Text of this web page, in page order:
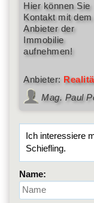
Hier können Sie
Kontakt mit dem
Anbieter der
Immobilie
aufnehmen!
Anbieter:
Mag. Paul
Name: